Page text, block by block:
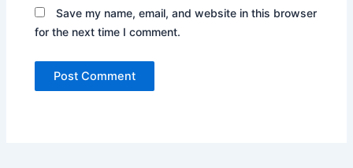
Save my name, email, and website in this browser
for the next time I comment.